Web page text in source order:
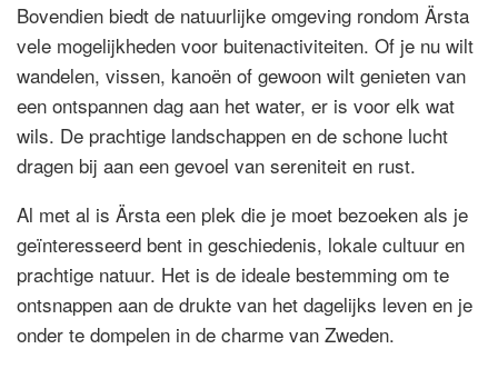
Bovendien biedt de natuurlijke omgeving rondom Ärsta
vele mogelijkheden voor buitenactiviteiten. Of je nu wilt
wandelen, vissen, kanoën of gewoon wilt genieten van
een ontspannen dag aan het water, er is voor elk wat
wils. De prachtige landschappen en de schone lucht
dragen bij aan een gevoel van sereniteit en rust.
Al met al is Ärsta een plek die je moet bezoeken als je
geïnteresseerd bent in geschiedenis, lokale cultuur en
prachtige natuur. Het is de ideale bestemming om te
ontsnappen aan de drukte van het dagelijks leven en je
onder te dompelen in de charme van Zweden.